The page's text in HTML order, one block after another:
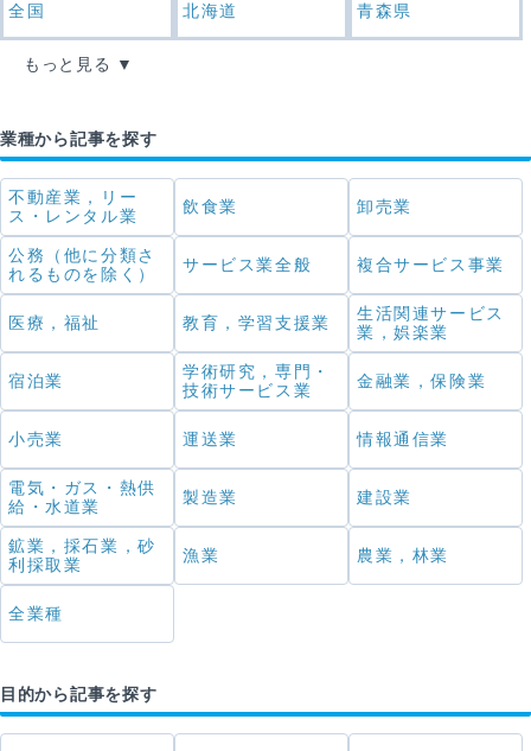
全国 北海道 青森県
もっと見る
業種から記事を探す
不動産業，リー
ス・レンタル業
飲食業 卸売業
公務（他に分類さ
れるものを除く）
サービス業全般 複合サービス事業
医療，福祉 教育，学習支援業
生活関連サービス
業，娯楽業
宿泊業
学術研究，専門・
技術サービス業
金融業，保険業
小売業 運送業 情報通信業
電気・ガス・熱供
給・水道業
製造業 建設業
鉱業，採石業，砂
利採取業
漁業 農業，林業
全業種
目的から記事を探す